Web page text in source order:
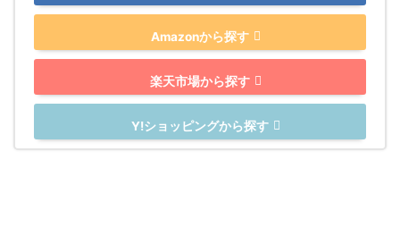
Amazonから探す
楽天市場から探す
Y!ショッピングから探す